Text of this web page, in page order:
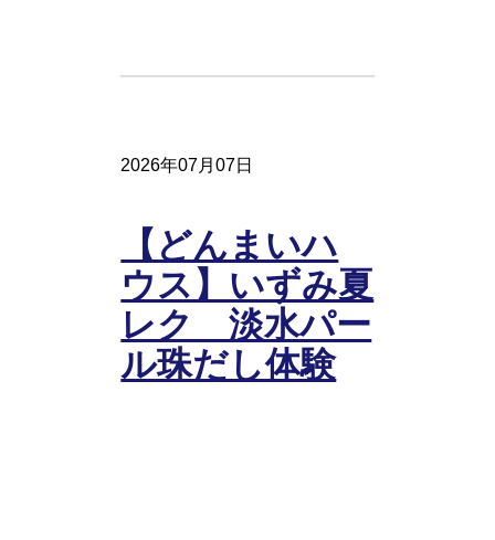
2026年07月07日
【どんまいハ
ウス】いずみ夏
レク 淡水パー
ル珠だし体験